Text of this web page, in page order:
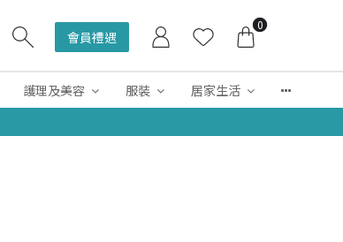
會員禮遇
0
護理及美容 服裝
居家生活